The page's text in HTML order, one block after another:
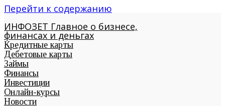
Перейти к содержанию
ИНФОЗЕТ Главное о бизнесе,
финансах и деньгах
Кредитные карты
Дебетовые карты
Займы
Финансы
Инвестиции
Онлайн-курсы
Новости